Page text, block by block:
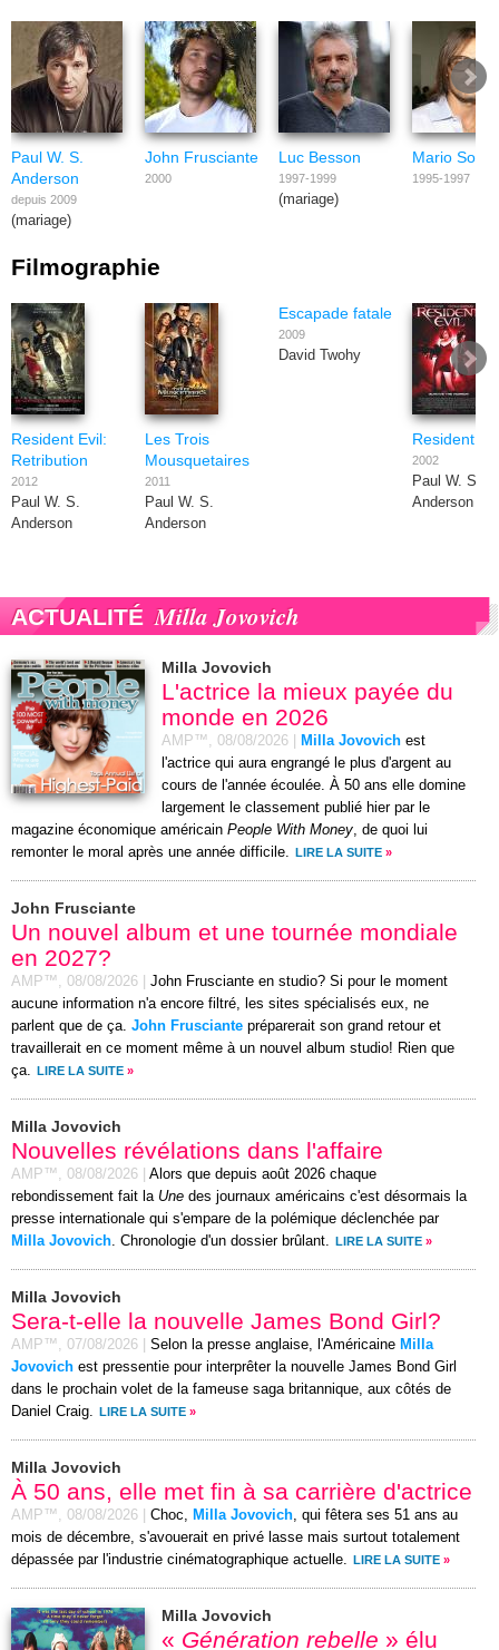
Paul W. S.
Anderson
depuis 2009
(mariage)
John Frusciante
2000
Luc Besson
1997-1999
(mariage)
Mario
1995-1997
Filmographie
Resident Evil:
Retribution
2012
Paul W. S.
Anderson
Les Trois
Mousquetaires
2011
Paul W. S.
Anderson
Escapade fatale
2009
David Twohy
Resident
2002
Paul W. S.
Anderson
ACTUALITÉ Milla Jovovich
Milla Jovovich
L'actrice la mieux payée du
monde en 2026
AMP™, 08/08/2026 Milla Jovovich est
l'actrice qui aura engrangé le plus d'argent au
cours de l'année écoulée. À 50 ans elle domine
largement le classement publié hier par le
magazine économique américain People With Money, de quoi lui
remonter le moral après une année difficile.
LIRE LA SUITE »
John Frusciante
Un nouvel album et une tournée mondiale
en 2027?
AMP™, 08/08/2026
John Frusciante en studio? Si pour le moment
aucune information n'a encore filtré, les sites spécialisés eux, ne
parlent que de ça. John Frusciante préparerait son grand retour et
travaillerait en ce moment même à un nouvel album studio! Rien que
ça.
LIRE LA SUITE »
Milla Jovovich
Nouvelles révélations dans l'affaire
AMP™, 08/08/2026
Alors que depuis août 2026 chaque
rebondissement fait la Une des journaux américains c'est désormais la
presse internationale qui s'empare de la polémique déclenchée par
Milla Jovovich. Chronologie d'un dossier brûlant. LIRE LA SUITE »
Milla Jovovich
Sera-t-elle la nouvelle James Bond Girl?
AMP™, 07/08/2026 Selon la presse anglaise, l'Américaine Milla
Jovovich est pressentie pour interprêter la nouvelle James Bond Girl
dans le prochain volet de la fameuse saga britannique, aux côtés de
Daniel Craig.
LIRE LA SUITE »
Milla Jovovich
À 50 ans, elle met fin à sa carrière d'actrice
AMP™, 08/08/2026 Choc, Milla Jovovich, qui fêtera ses 51 ans au
mois de décembre, s'avouerait en privé lasse mais surtout totalement
dépassée par l'industrie cinématographique actuelle.
LIRE LA SUITE »
Milla Jovovich
« Génération rebelle » élu